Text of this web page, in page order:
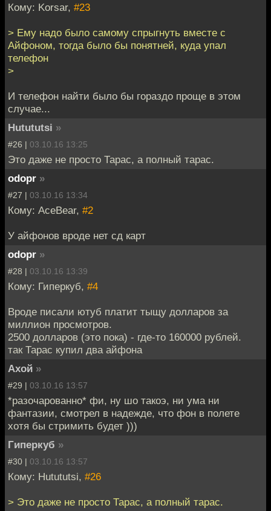
Кому: Korsar, #23
> Ему надо было самому спрыгнуть вместе с
Айфоном, тогда было бы понятней, куда упал
телефон
>
И телефон найти было бы гораздо проще в этом
случае...
Hutututsi »
#26 | 03.10.16 13:25
Это даже не просто Тарас, а полный тарас.
odopr »
#27 | 03.10.16 13:34
Кому: AceBear, #2
У айфонов вроде нет сд карт
odopr »
#28 | 03.10.16 13:39
Кому: Гиперкуб, #4
Вроде писали ютуб платит тыщу долларов за
миллион просмотров.
2500 долларов (это пока) - где-то 160000 рублей.
так Тарас купил два айфона
Ахой »
#29 | 03.10.16 13:57
*разочарованно* фи, ну шо такоэ, ни ума ни
фантазии, смотрел в надежде, что фон в полете
хотя бы стримить будет )))
Гиперкуб »
#30 | 03.10.16 13:57
Кому: Hutututsi, #26
> Это даже не просто Тарас, а полный тарас.